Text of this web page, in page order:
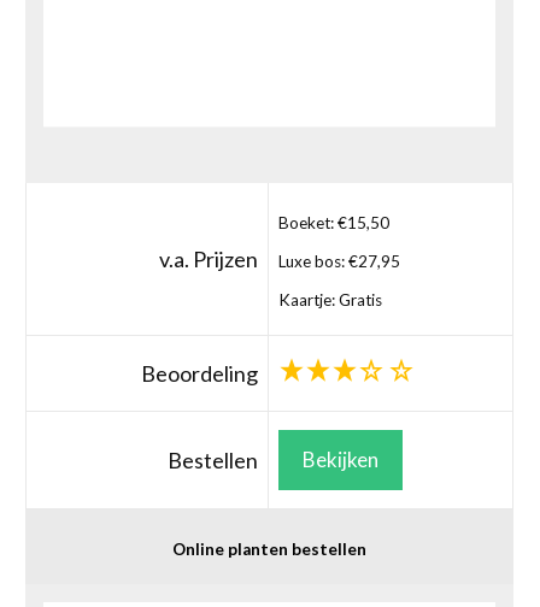
v.a. Prijzen
Boeket: €15,50
Luxe bos: €27,95
Kaartje: Gratis
Beoordeling
Bestellen Bekijken
Online planten bestellen